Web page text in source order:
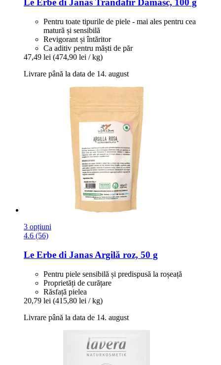
Le Erbe di Janas Trandafir Damasc, 100 g
Pentru toate tipurile de piele - mai ales pentru cea
matură și sensibilă
Revigorant și întăritor
Ca aditiv pentru măști de păr
47,49 lei (474,90 lei / kg)
Livrare până la data de 14. august
3 opțiuni
4.6 (56)
Le Erbe di Janas Argilă roz, 50 g
Pentru piele sensibilă și predispusă la roșeață
Proprietăți de curățare
Răsfață pielea
20,79 lei (415,80 lei / kg)
Livrare până la data de 14. august